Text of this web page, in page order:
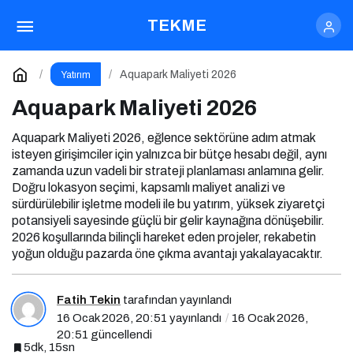
TEKME
Yatırım Aquapark Maliyeti 2026
Aquapark Maliyeti 2026
Aquapark Maliyeti 2026, eğlence sektörüne adım atmak
isteyen girişimciler için yalnızca bir bütçe hesabı değil, aynı
zamanda uzun vadeli bir strateji planlaması anlamına gelir.
Doğru lokasyon seçimi, kapsamlı maliyet analizi ve
sürdürülebilir işletme modeli ile bu yatırım, yüksek ziyaretçi
potansiyeli sayesinde güçlü bir gelir kaynağına dönüşebilir.
2026 koşullarında bilinçli hareket eden projeler, rekabetin
yoğun olduğu pazarda öne çıkma avantajı yakalayacaktır.
Fatih Tekin tarafından yayınlandı
16 Ocak 2026, 20:51 yayınlandı
16 Ocak 2026,
20:51 güncellendi
5dk, 15sn
Aquapark Maliyeti 2026